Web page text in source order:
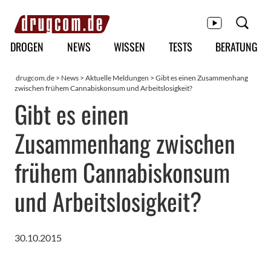
Hauptmenü
DROGEN NEWS WISSEN TESTS BERATUNG
drugcom.de > News > Aktuelle Meldungen > Gibt es einen Zusammenhang
zwischen frühem Cannabiskonsum und Arbeitslosigkeit?
Gibt es einen
Zusammenhang zwischen
frühem Cannabiskonsum
und Arbeitslosigkeit?
30.10.2015